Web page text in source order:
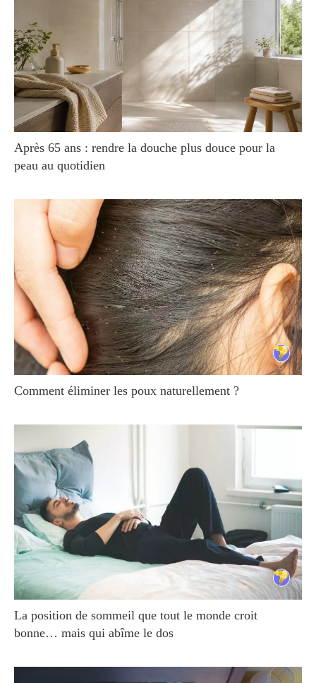
Après 65 ans : rendre la douche plus douce pour la
peau au quotidien
Comment éliminer les poux naturellement ?
La position de sommeil que tout le monde croit
bonne… mais qui abîme le dos